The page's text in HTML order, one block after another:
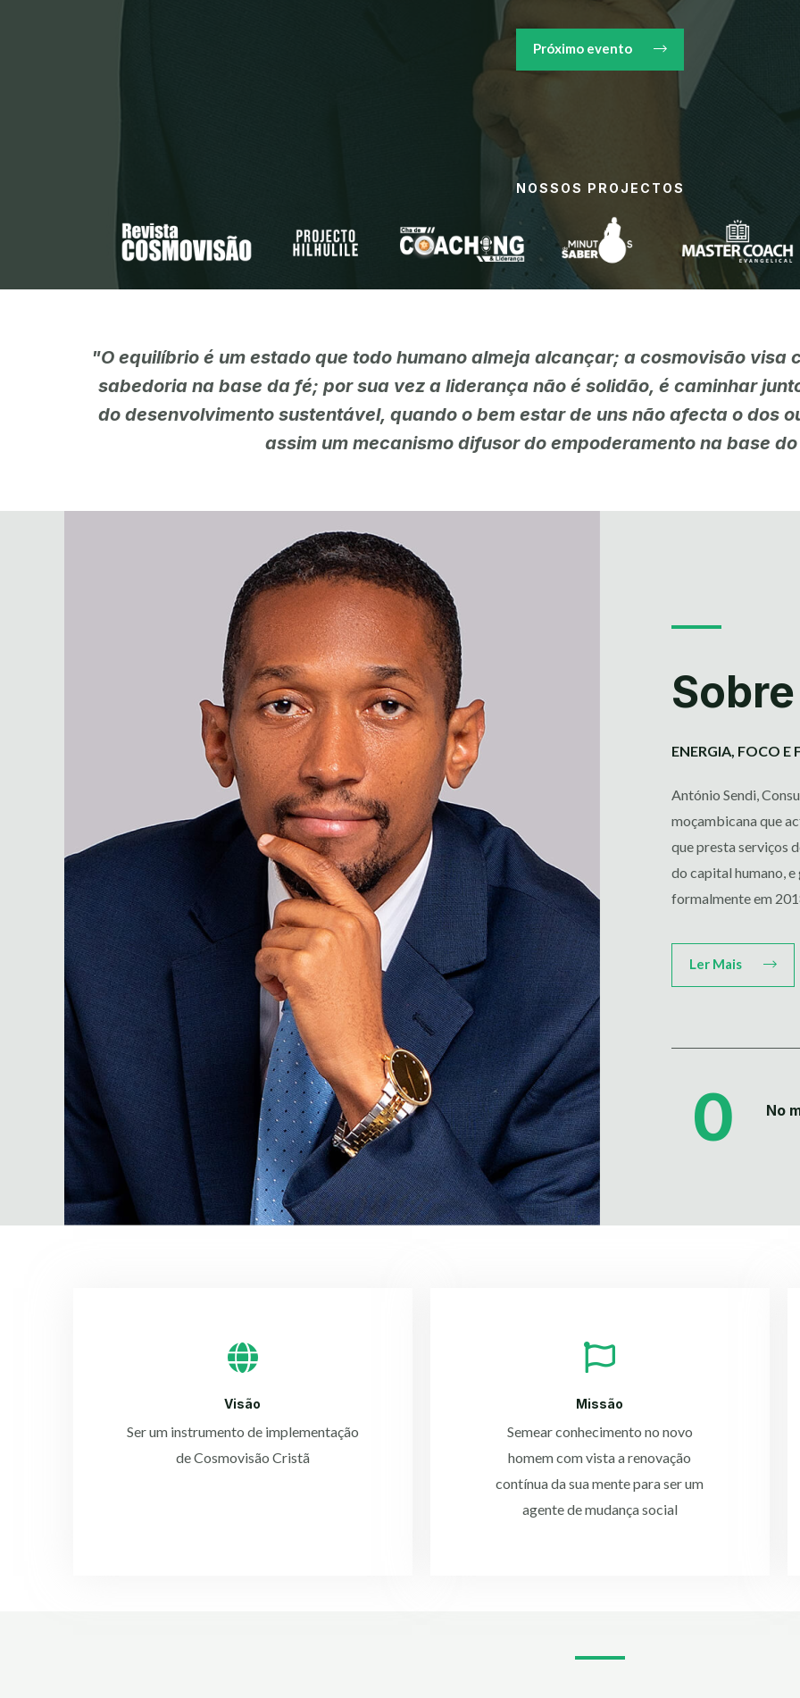
Próximo evento
NOSSOS PROJECTOS
"O equilíbrio é um estado que todo humano almeja alcançar; a cosmovisão visa
sabedoria na base da fé; por sua vez a liderança não é solidão, é caminhar
do desenvolvimento sustentável, quando o bem estar de uns não afecta o dos
assim um mecanismo difusor do empoderamento na base
ENERGIA, FOCO E
António Sendi,
moçambicana que
que presta serviços
do capital humano,
formalmente em
Ler Mais
0 No
Visão
Ser um instrumento de implementação
de Cosmovisão Cristã
Missão
Semear conhecimento no novo
homem com vista a renovação
contínua da sua mente para ser um
agente de mudança social